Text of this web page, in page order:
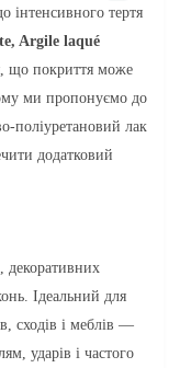
інтенсивного тертя
Argile laqué
що покриття може
ми пропонуємо до
поліуретановий лак
додатковий
декоративних
Ідеальний для
сходів і меблів —
ударів і частого